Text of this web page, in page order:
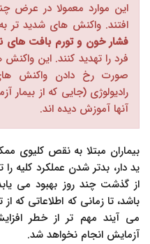
این موارد معمولا در عرض
افتند. واکنش های شدید تر
فشار خون و تورم بافت های
فرد را تهدید کنند. این
صورت رخ دادن واکنش
رادیولوژی (جایی که از
آنها آموزش دیده اند.
بیماران مبتلا به نقص
ید دار، بدتر شدن عملکرد کلیه
از گذشت چند روز بهبود می
باشد، تا زمانی که اطلاعاتی
می آیند مهم تر از خطر
آزمایش انجام نخواهد شد.